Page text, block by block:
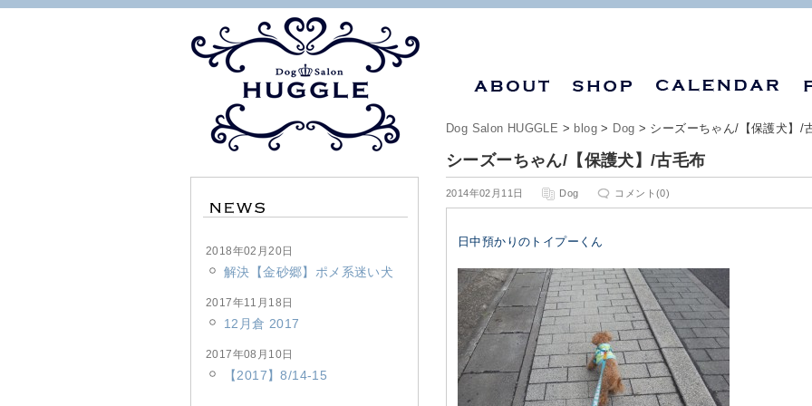
Dog Salon HUGGLE > blog> Dog > シーズーちゃん/【保護犬】/
シーズーちゃん/【保護犬】/古毛布
2014年02月11日 Dog コメント(0)
日中預かりのトイプーくん
2018年02月20日
解決【金砂郷】ポメ系迷い犬
2017年11月18日
12月倉 2017
2017年08月10日
【2017】8/14-15